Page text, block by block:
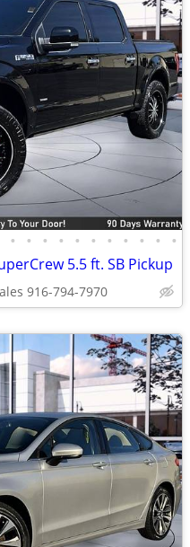
• • • • • • • • • • •
5.5 ft. SB Pickup
916-794-7970